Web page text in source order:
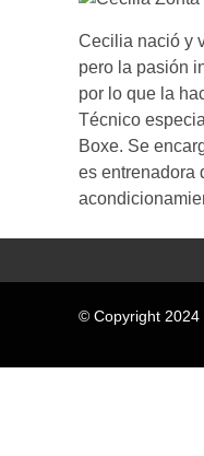
Cecilia nació y
pero la pasión
por lo que la
Técnico
Boxe. Se
es entrenadora
© Copyright 2024